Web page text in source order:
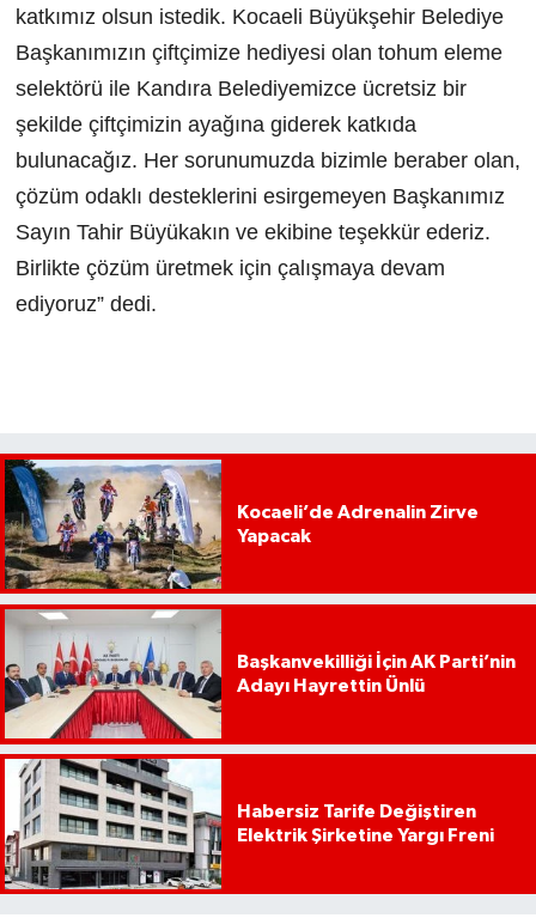
katkımız olsun istedik. Kocaeli Büyükşehir Belediye
Başkanımızın çiftçimize hediyesi olan tohum eleme
selektörü ile Kandıra Belediyemizce ücretsiz bir
şekilde çiftçimizin ayağına giderek katkıda
bulunacağız. Her sorunumuzda bizimle beraber olan,
çözüm odaklı desteklerini esirgemeyen Başkanımız
Sayın Tahir Büyükakın ve ekibine teşekkür ederiz.
Birlikte çözüm üretmek için çalışmaya devam
ediyoruz” dedi.
Kocaeli’de Adrenalin Zirve
Yapacak
Başkanvekilliği İçin AK Parti’nin
Adayı Hayrettin Ünlü
Habersiz Tarife Değiştiren
Elektrik Şirketine Yargı Freni